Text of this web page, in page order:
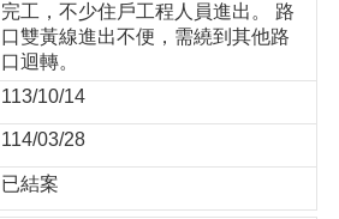
完工，不少住戶工程人員進出。 路
口雙黃線進出不便，需繞到其他路
口迴轉。
113/10/14
114/03/28
已結案